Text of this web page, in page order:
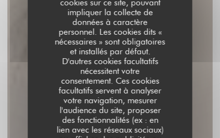
cookies sur ce site, pouvant
impliquer la collecte de
données à caractère
personnel. Les cookies dits «
nécessaires » sont obligatoires
et installés par défaut.
D'autres cookies facultatifs
nécessitent votre
consentement. Ces cookies
facultatifs servent à analyser
votre navigation, mesurer
l'audience du site, proposer
des fonctionnalités (ex : en
lien avec les réseaux sociaux)
SOYA CANTINE BIO